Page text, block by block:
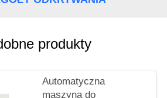
produkty
Automatyczna
maszyna do